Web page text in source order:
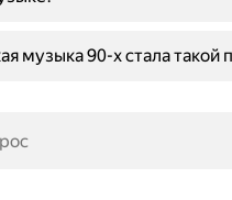
музыка 90-х стала